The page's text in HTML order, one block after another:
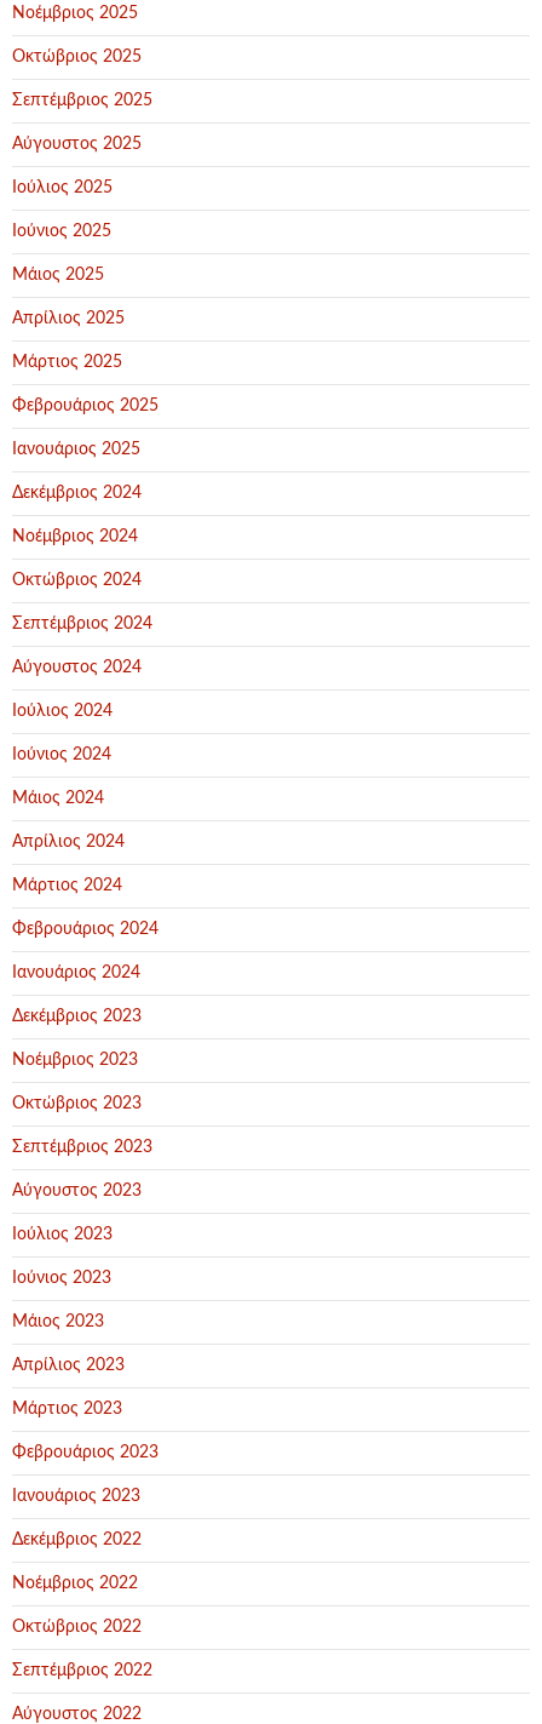
Νοέμβριος 2025
Οκτώβριος 2025
Σεπτέμβριος 2025
Αύγουστος 2025
Ιούλιος 2025
Ιούνιος 2025
Μάιος 2025
Απρίλιος 2025
Μάρτιος 2025
Φεβρουάριος 2025
Ιανουάριος 2025
Δεκέμβριος 2024
Νοέμβριος 2024
Οκτώβριος 2024
Σεπτέμβριος 2024
Αύγουστος 2024
Ιούλιος 2024
Ιούνιος 2024
Μάιος 2024
Απρίλιος 2024
Μάρτιος 2024
Φεβρουάριος 2024
Ιανουάριος 2024
Δεκέμβριος 2023
Νοέμβριος 2023
Οκτώβριος 2023
Σεπτέμβριος 2023
Αύγουστος 2023
Ιούλιος 2023
Ιούνιος 2023
Μάιος 2023
Απρίλιος 2023
Μάρτιος 2023
Φεβρουάριος 2023
Ιανουάριος 2023
Δεκέμβριος 2022
Νοέμβριος 2022
Οκτώβριος 2022
Σεπτέμβριος 2022
Αύγουστος 2022